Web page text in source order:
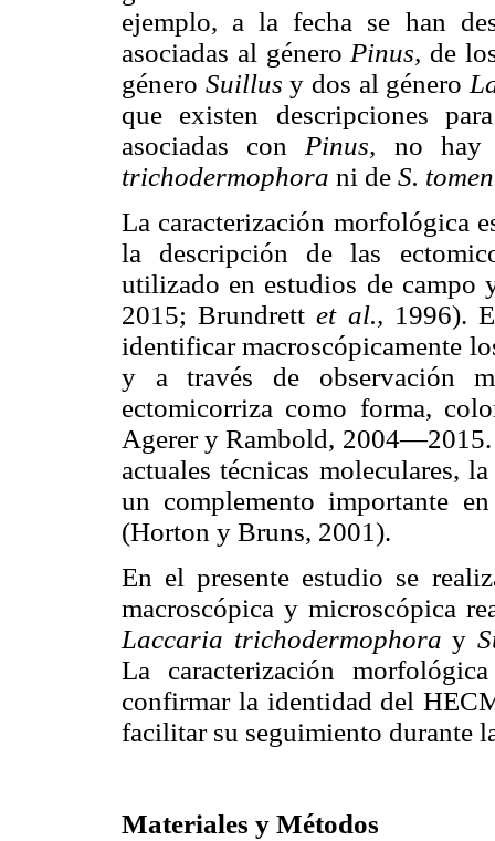
ejemplo, a la fecha se han
asociadas al género Pinus, de
género Suillus y dos al género
que existen descripciones
asociadas con Pinus, no hay
trichodermophora ni de S.
La caracterización morfológica
la descripción de las
utilizado en estudios de
2015; Brundrettet al., 1996).
identificar macroscópicamente
y a través de observación
ectomicorriza como forma,
Agerer y Rambold, 2004—2015.
actuales técnicas moleculares,
un complemento importante
(Horton y Bruns, 2001).
En el presente estudio se
macroscópica y microscópica
Laccaria trichodermophora y
La caracterización
confirmar la identidad del
facilitar su seguimiento durante
Materiales y Métodos